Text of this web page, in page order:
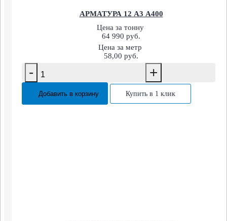
АРМАТУРА 12 А3 А400
Цена за тонну
64 990 руб.
Цена за метр
58,00 руб.
- +
Добавить в корзину Купить в 1 клик